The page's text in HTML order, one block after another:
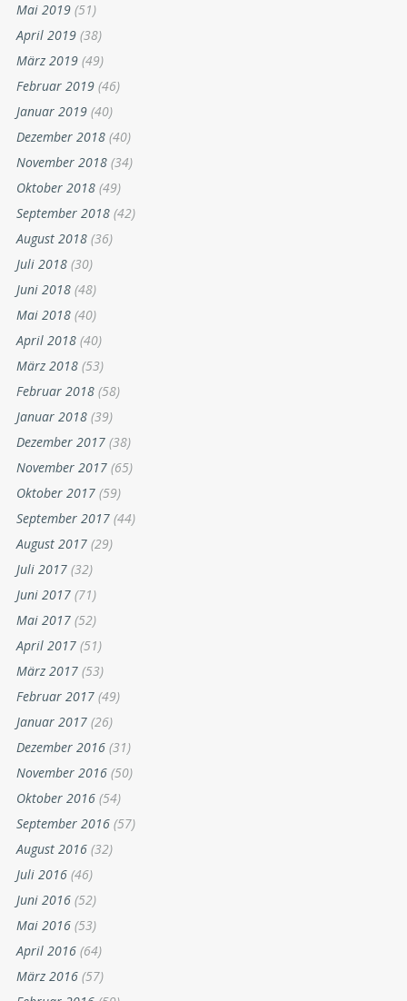
Mai 2019 (51)
April 2019 (38)
März 2019 (49)
Februar 2019 (46)
Januar 2019 (40)
Dezember 2018 (40)
November 2018 (34)
Oktober 2018 (49)
September 2018 (42)
August 2018 (36)
Juli 2018 (30)
Juni 2018 (48)
Mai 2018 (40)
April 2018 (40)
März 2018 (53)
Februar 2018 (58)
Januar 2018 (39)
Dezember 2017 (38)
November 2017 (65)
Oktober 2017 (59)
September 2017 (44)
August 2017 (29)
Juli 2017 (32)
Juni 2017 (71)
Mai 2017 (52)
April 2017 (51)
März 2017 (53)
Februar 2017 (49)
Januar 2017 (26)
Dezember 2016 (31)
November 2016 (50)
Oktober 2016 (54)
September 2016 (57)
August 2016 (32)
Juli 2016 (46)
Juni 2016 (52)
Mai 2016 (53)
April 2016 (64)
März 2016 (57)